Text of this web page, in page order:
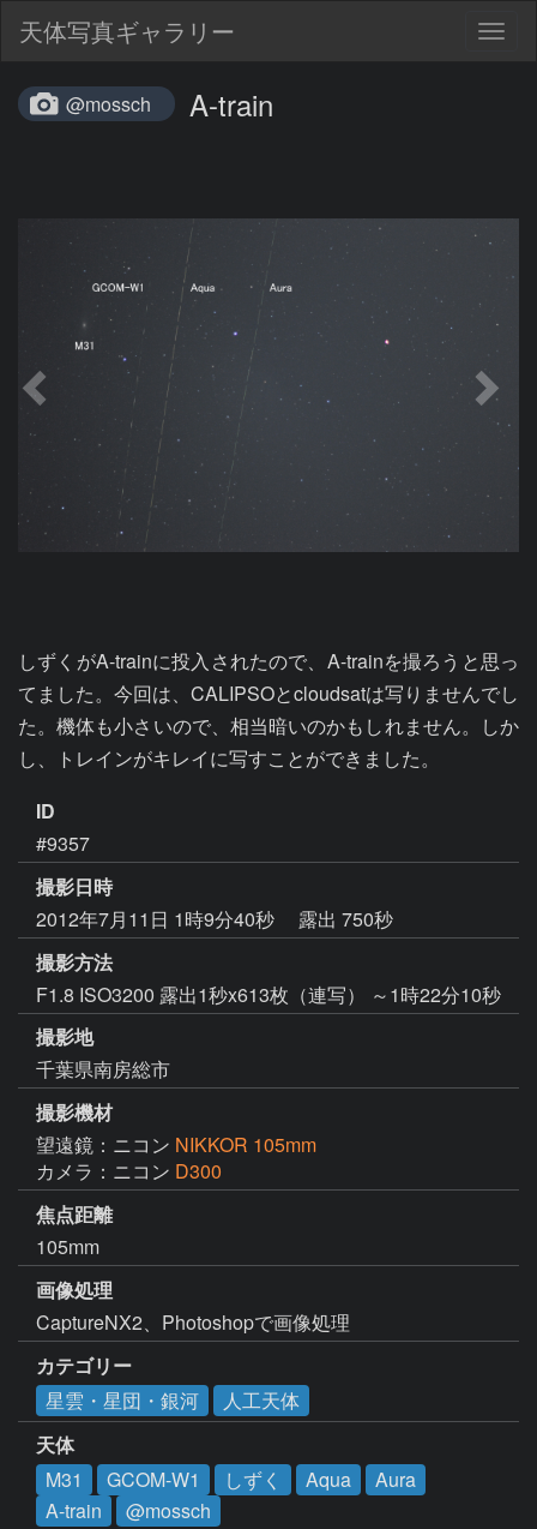
天体写真ギャラリー
@mossch A-train
しずくがA-trainに投入されたので、A-trainを撮ろうと思っ
てました。今回は、CALIPSOとcloudsatは写りませんでし
た。機体も小さいので、相当暗いのかもしれません。しか
し、トレインがキレイに写すことができました。
ID
#9357
撮影日時
2012年7月11日 1時9分40秒
露出 750秒
撮影方法
F1.8 ISO3200 露出1秒x613枚（連写） ～1時22分10秒
撮影地
千葉県南房総市
撮影機材
望遠鏡：ニコン NIKKOR 105mm
カメラ：ニコン D300
焦点距離
105mm
画像処理
CaptureNX2、Photoshopで画像処理
カテゴリー
星雲・星団・銀河
人工天体
天体
M31
GCOM-W1 しずく Aqua
Aura
A-train
@mossch